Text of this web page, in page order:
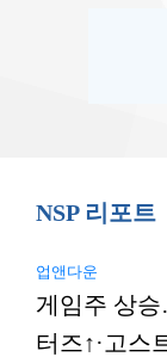
NSP 리포트
업앤다운
게임주 상
터즈↑·고스